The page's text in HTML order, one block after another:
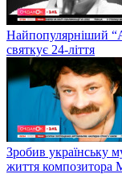
Найпопулярніший
святкує 24-ліття
Зробив українську
життя композитора